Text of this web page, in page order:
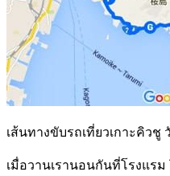
เส้นทางขับรถเที่ยวเกาะคิวชู
เมื่อวานเรานอนกันที่โรงแร